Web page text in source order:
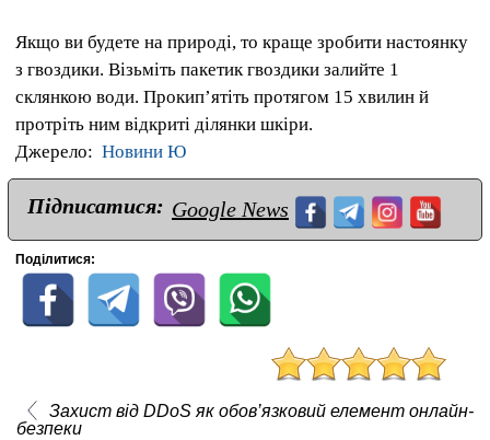
Якщо ви будете на природі, то краще зробити настоянку
з гвоздики. Візьміть пакетик гвоздики залийте 1
склянкою води. Прокип’ятіть протягом 15 хвилин й
протріть ним відкриті ділянки шкіри.
Джерело: Новини Ю
Підписатися: Google News
Поділитися:
Захист від DDoS як обов’язковий елемент онлайн-
безпеки